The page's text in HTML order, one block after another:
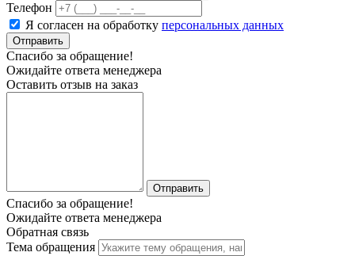
Телефон
Я согласен на обработку персональных данных
Отправить
Спасибо за обращение!
Ожидайте ответа менеджера
Оставить отзыв на заказ
Отправить
Спасибо за обращение!
Ожидайте ответа менеджера
Обратная связь
Тема обращения